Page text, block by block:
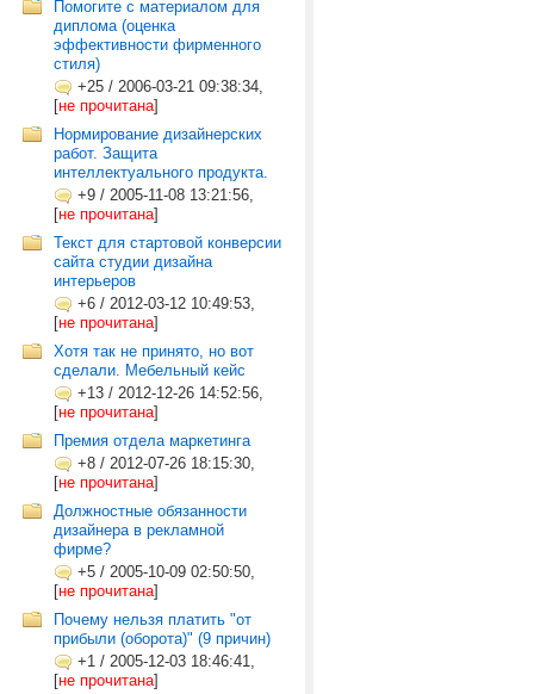
Помогите с материалом для
диплома (оценка
эффективности фирменного
стиля)
+25 / 2006-03-21 09:38:34,
[не прочитана]
Нормирование дизайнерских
работ. Защита
интеллектуального продукта.
+9 / 2005-11-08 13:21:56,
[не прочитана]
Текст для стартовой конверсии
сайта студии дизайна
интерьеров
+6 / 2012-03-12 10:49:53,
[не прочитана]
Хотя так не принято, но вот
сделали. Мебельный кейс
+13 / 2012-12-26 14:52:56,
[не прочитана]
Премия отдела маркетинга
+8 / 2012-07-26 18:15:30,
[не прочитана]
Должностные обязанности
дизайнера в рекламной
фирме?
+5 / 2005-10-09 02:50:50,
[не прочитана]
Почему нельзя платить "от
прибыли (оборота)" (9 причин)
+1 / 2005-12-03 18:46:41,
[не прочитана]